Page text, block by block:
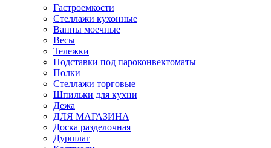
Гастроемкости
Стеллажи кухонные
Ванны моечные
Весы
Тележки
Подставки под пароконвектоматы
Полки
Стеллажи торговые
Шпильки для кухни
Дежа
ДЛЯ МАГАЗИНА
Доска разделочная
Дуршлаг